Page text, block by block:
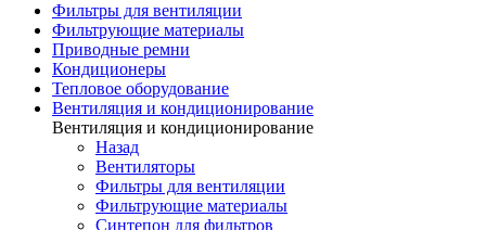
Фильтры для вентиляции
Фильтрующие материалы
Приводные ремни
Кондиционеры
Тепловое оборудование
Вентиляция и кондиционирование
Вентиляция и кондиционирование
Назад
Вентиляторы
Фильтры для вентиляции
Фильтрующие материалы
Синтепон для фильтров